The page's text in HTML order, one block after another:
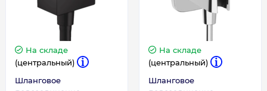
На складе
(центральный)
Шланговое
На складе
(центральный)
Шланговое